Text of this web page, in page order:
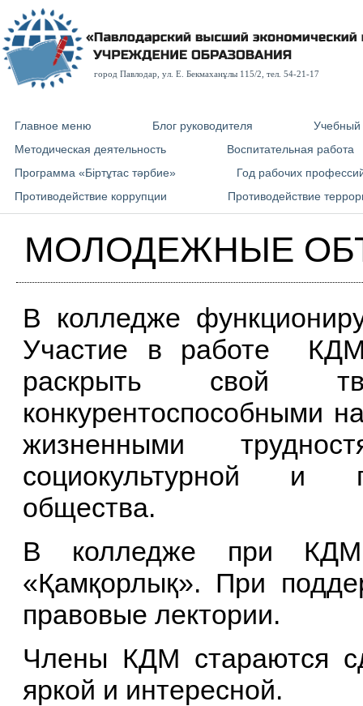
город Павлодар, ул. E. Бекмаханұлы 115/2, тел. 54-21-17
Главное меню Блог руководителя
Учебный
Методическая деятельность
Воспитательная работа
Программа «Біртұтас тәрбие»
Год рабочих
Противодействие коррупции
Противодействие
МОЛОДЕЖНЫЕ
В колледже
Участие в работе
раскрыть свой
конкурентоспособными
жизненными
социокультурной и
общества.
В колледже при КДМ
«Қамқорлық». При
правовые лектории.
Члены КДМ стараются
яркой и интересной.